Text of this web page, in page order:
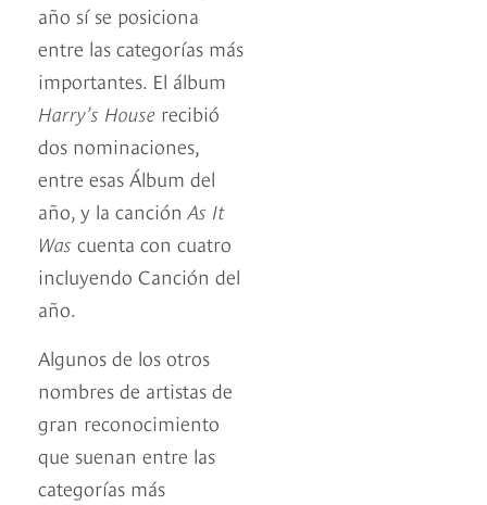
año sí se posiciona
entre las categorías más
importantes. El álbum
Harry’s House recibió
dos nominaciones,
entre esas Álbum del
año, y la canciónAs It
Was cuenta con cuatro
incluyendo Canción del
año.
Algunos de los otros
nombres de artistas de
gran reconocimiento
que suenan entre las
categorías más